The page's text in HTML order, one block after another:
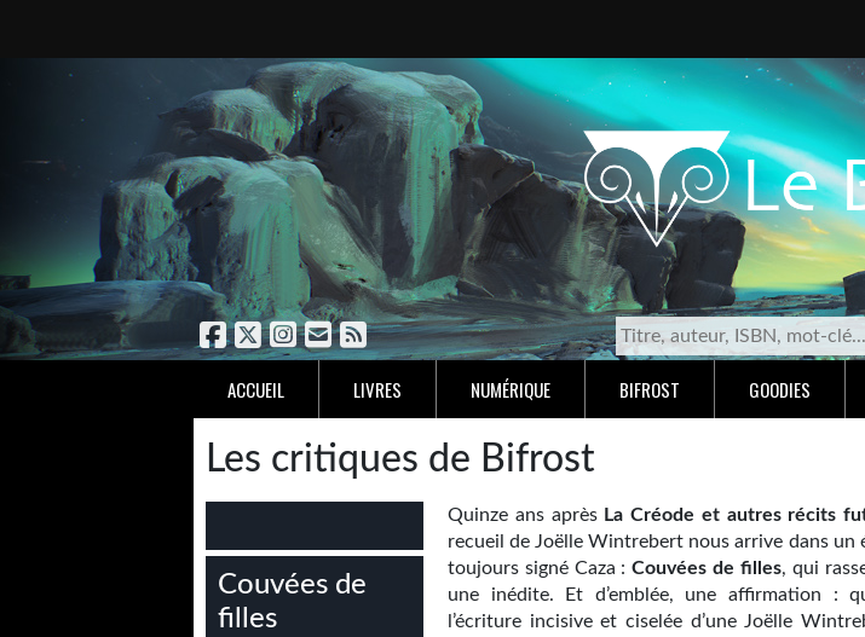
ACCUEIL LIVRES NUMÉRIQUE BIFROST GOODIES
Les critiques de Bifrost
Couvées de
filles
Quinze ans après La Créode et autres récits
recueil de Joëlle Wintrebert nous arrive dans un
toujours signé Caza :Couvées de filles, qui
une inédite. Et d’emblée, une affirmation :
l’écriture incisive et ciselée d’une Joëlle